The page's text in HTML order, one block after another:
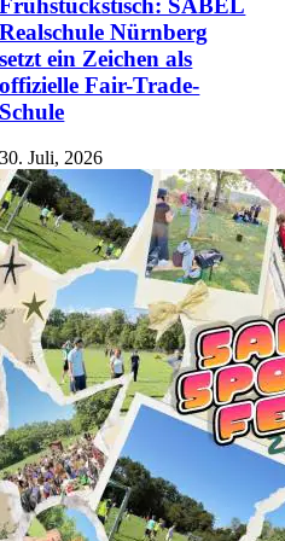
Frühstückstisch: SABEL
Realschule Nürnberg
setzt ein Zeichen als
offizielle Fair-Trade-
Schule
30. Juli, 2026
Service
Stellenangebote
Kontakt
Beratungs- und Hilfsangebote
Anmeldung
Veranstaltungen
Die kleine Pause – Schulpodcast
Kontakt